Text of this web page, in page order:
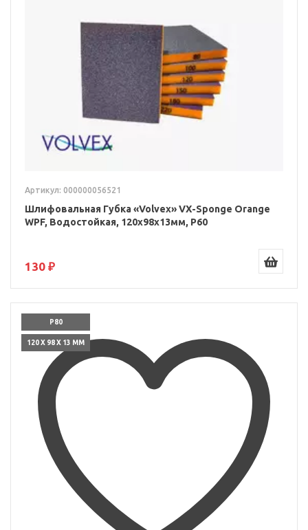
Артикул: 000000056521
Шлифовальная Губка «Volvex» VX-Sponge Orange
WPF, Водостойкая, 120x98x13мм, P60
130 ₽
P80
120 X 98 X 13 ММ